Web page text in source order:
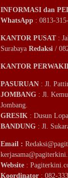
INFORMASI dan
WhatsApp : 0813-
KANTOR PUSAT:
Surabaya Redaksi /
KANTOR
PASURUAN : Jl.
JOMBANG : Jl.
Jombang.
GRESIK : Dusun
BANDUNG : Jl.
Email :
Website :
Koordinator : 082-